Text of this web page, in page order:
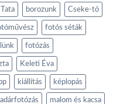
borozunk Cseke-tó
fotós séták
fotózás
Keleti Éva
kiállítás képlopás
malom és kacsa